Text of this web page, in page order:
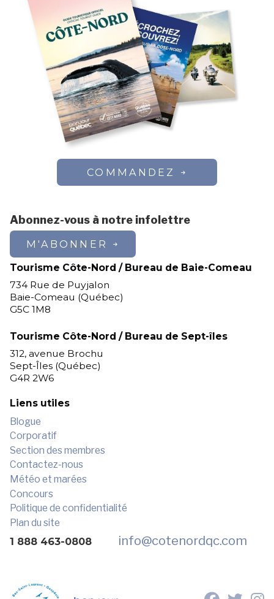
COMMANDEZ
Abonnez-vous à notre infolettre
M'ABONNER
Tourisme Côte-Nord / Bureau de Baie-Comeau
734 Rue de Puyjalon
Baie-Comeau (Québec)
G5C 1M8
Tourisme Côte-Nord / Bureau de Sept-îles
312, avenue Brochu
Sept-Îles (Québec)
G4R 2W6
Liens utiles
Blogue
Corporatif
Section des membres
Contactez-nous
Météo et marées
Concours
Politique de confidentialité
Plan du site
1 888 463-0808 info@cotenordqc.com